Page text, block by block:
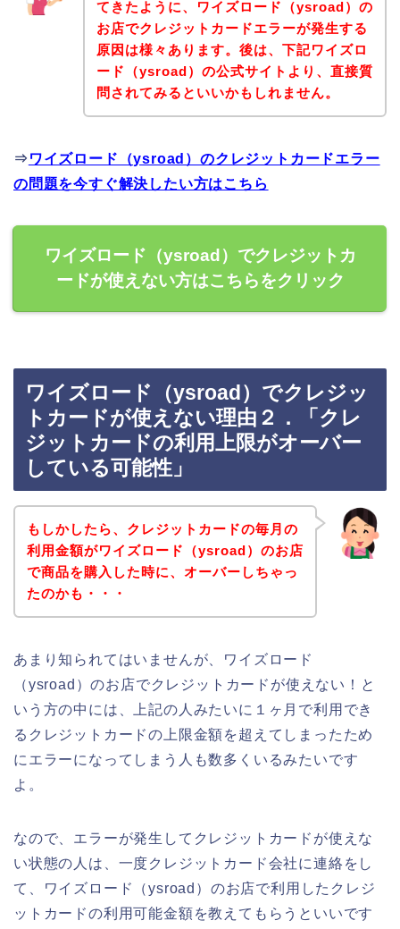
てきたように、ワイズロード（ysroad）の
お店でクレジットカードエラーが発生する
原因は様々あります。後は、下記ワイズロ
ード（ysroad）の公式サイトより、直接質
問されてみるといいかもしれません。
⇒ ワイズロード（ysroad）のクレジットカードエラー
の問題を今すぐ解決したい方はこちら
ワイズロード（ysroad）でクレジットカ
ードが使えない方はこちらをクリック
ワイズロード（ysroad）でクレジッ
トカードが使えない理由２．「クレ
ジットカードの利用上限がオーバー
している可能性」
もしかしたら、クレジットカードの毎月の
利用金額がワイズロード（ysroad）のお店
で商品を購入した時に、オーバーしちゃっ
たのかも・・・
あまり知られてはいませんが、ワイズロード
（ysroad）のお店でクレジットカードが使えない！と
いう方の中には、上記の人みたいに１ヶ月で利用でき
るクレジットカードの上限金額を超えてしまったため
にエラーになってしまう人も数多くいるみたいです
よ。
なので、エラーが発生してクレジットカードが使えな
い状態の人は、一度クレジットカード会社に連絡をし
て、ワイズロード（ysroad）のお店で利用したクレジ
ットカードの利用可能金額を教えてもらうといいです